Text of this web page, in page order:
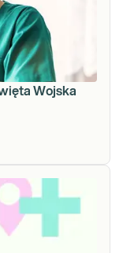
Wojska